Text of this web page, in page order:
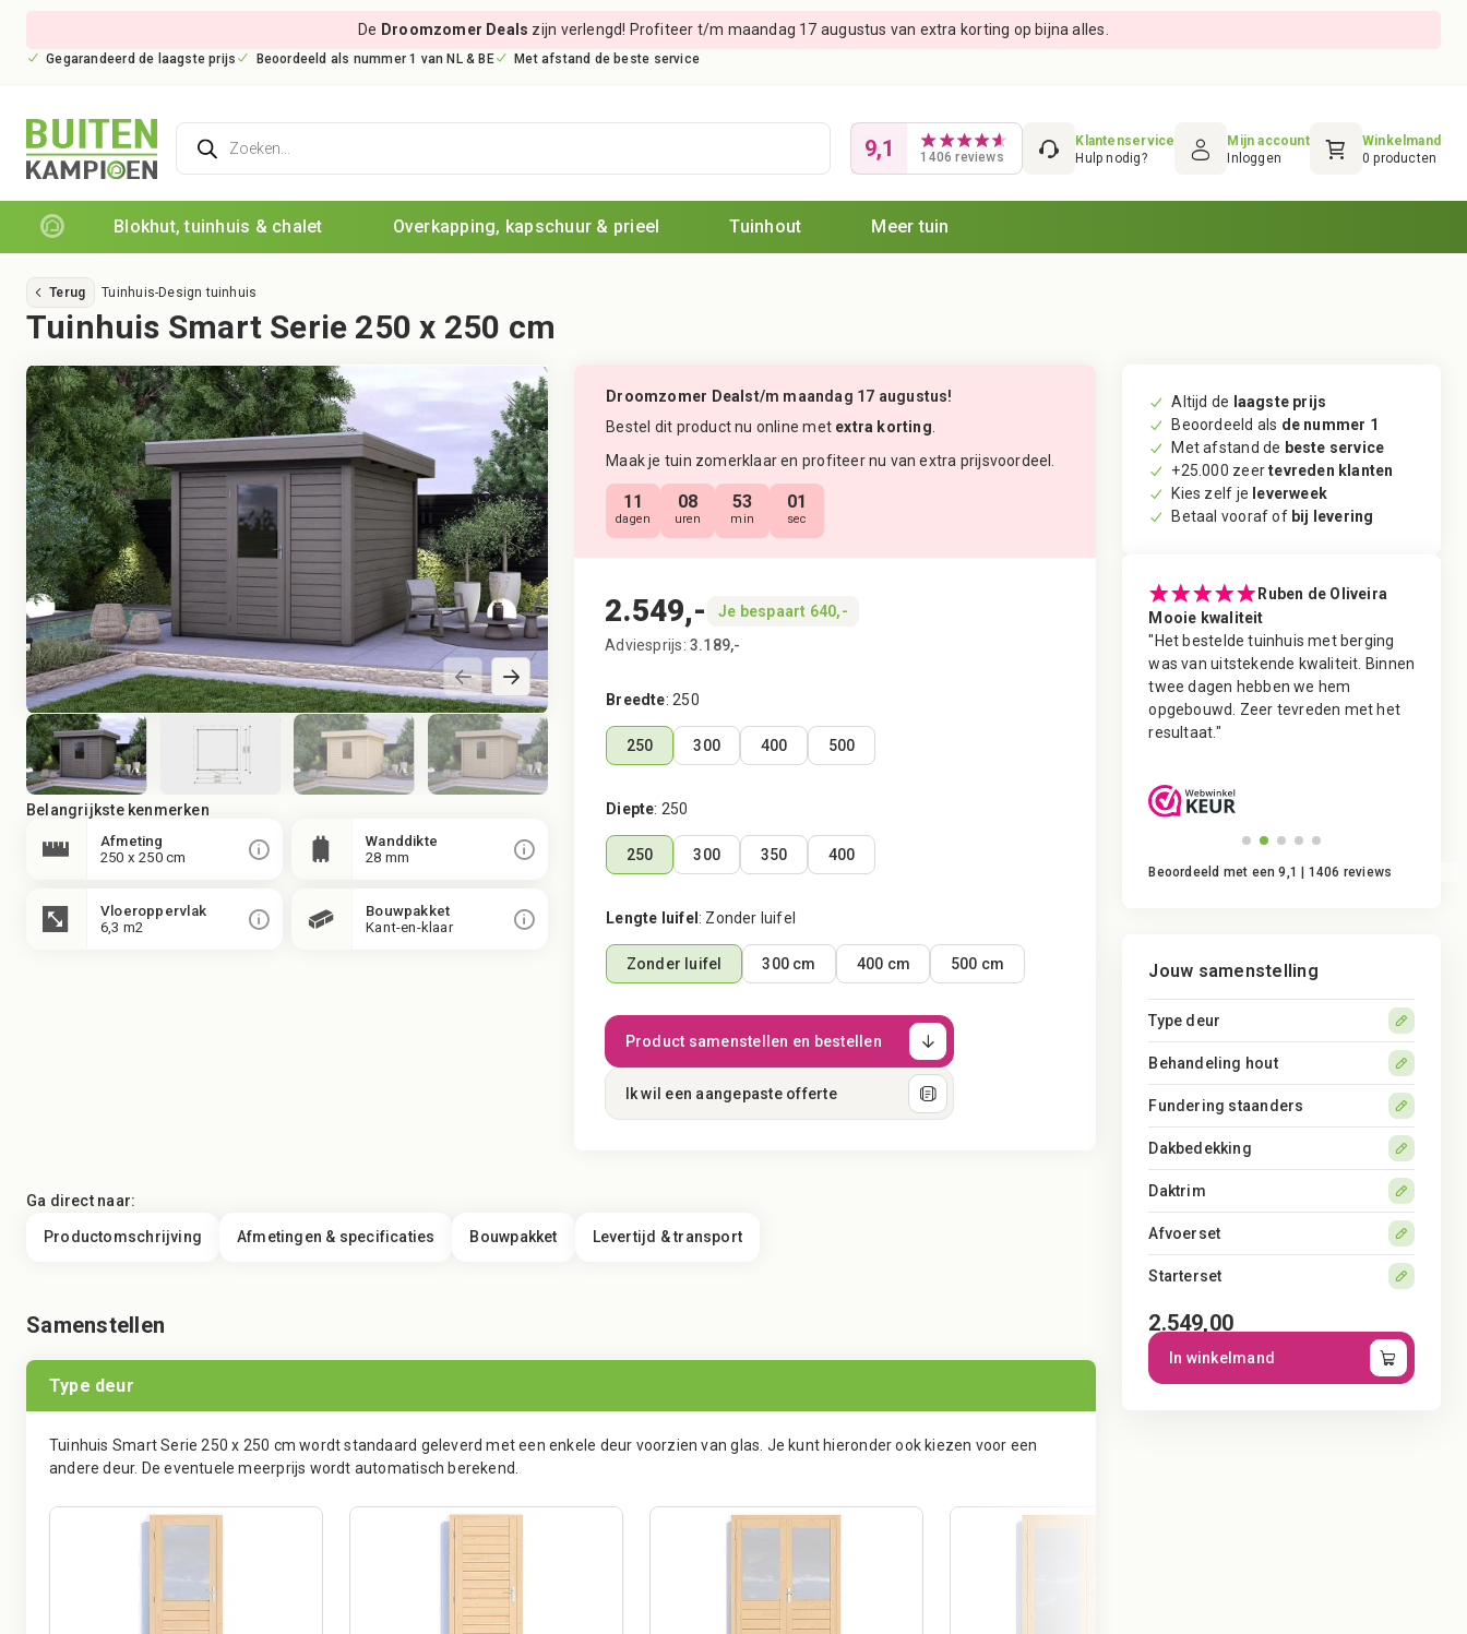
De Droomzomer Deals zijn verlengd! Profiteer t/m maandag 17 augustus van extra korting op bijna alles.
Gegarandeerd de laagste prijs Beoordeeld als nummer 1 van NL & BE Met afstand de beste service
Producten
zoeken
1406 reviews
9,1
Klantenservice
Hulp nodig?
Mijn account
Inloggen
Winkelmand
0producten
Blokhut, tuinhuis & chalet Overkapping, kapschuur & prieel Tuinhout Meer tuin
Terug Tuinhuis-Design tuinhuis
Tuinhuis Smart Serie 250 x 250 cm
Belangrijkste kenmerken
Afmeting
250 x 250 cm
Wanddikte
28 mm
Vloeroppervlak
6,3 m2
Bouwpakket
Kant-en-klaar
Droomzomer Dealst/m maandag 17 augustus!
Bestel dit product nu online met extra korting
Maak je tuin zomerklaar en profiteer nu van extra prijsvoordeel.
11
dagen
08
uren
52
min
59
sec
2.549,-
Je bespaart 640,-
Adviesprijs: 3.189,-
Breedte: 250
250 300 400 500
Diepte: 250
250 300 350 400
Lengte luifel : Zonder luifel
Zonder luifel 300 cm 400 cm 500 cm
Product samenstellen en bestellen
Ik wil een aangepaste offerte
Altijd de laagste prijs
Beoordeeld als de nummer 1
Met afstand de beste service
+25.000 zeertevreden klanten
Kies zelf je leverweek
Betaal vooraf of bij levering
Ruben de Oliveira
Mooie kwaliteit
"Het bestelde tuinhuis met berging
was van uitstekende kwaliteit. Binnen
twee dagen hebben we hem
opgebouwd. Zeer tevreden met het
resultaat."
Beoordeeld met een 9,1 | 1406 reviews
Ga direct naar:
Productomschrijving Afmetingen & specificaties Bouwpakket Levertijd & transport
Samenstellen
Type deur
Tuinhuis Smart Serie 250 x 250 cm wordt standaard geleverd met een enkele deur voorzien van glas. Je kunt hieronder ook kiezen voor een
andere deur. De eventuele meerprijs wordt automatisch berekend.
Jouw samenstelling
Type deur
Behandeling hout
Fundering staanders
Dakbedekking
Daktrim
Afvoerset
Starterset
2.549,00
Tuinhuis
Smart
Serie
In winkelmand